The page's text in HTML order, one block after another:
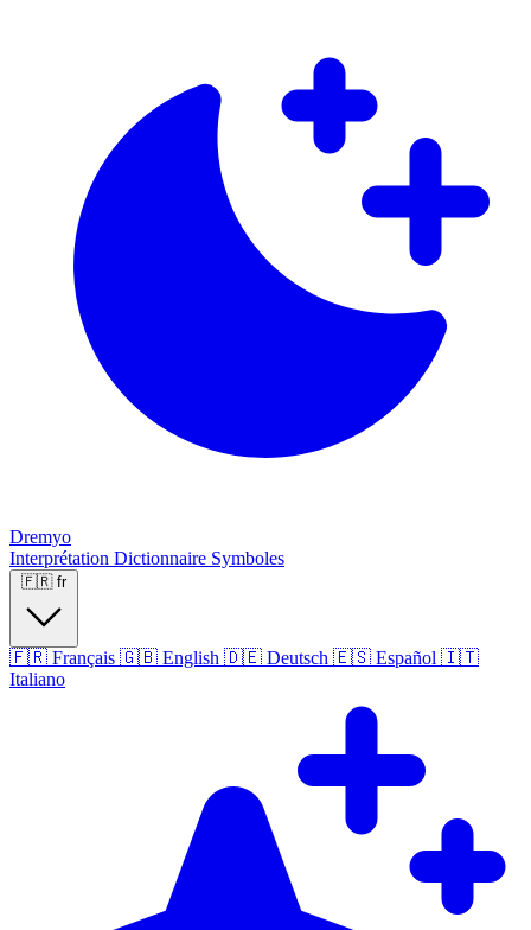
Dremyo
Interprétation Dictionnaire Symboles
🇫🇷 fr
🇫🇷 Français 🇬🇧 English 🇩🇪 Deutsch 🇪🇸 Español 🇮🇹
Italiano